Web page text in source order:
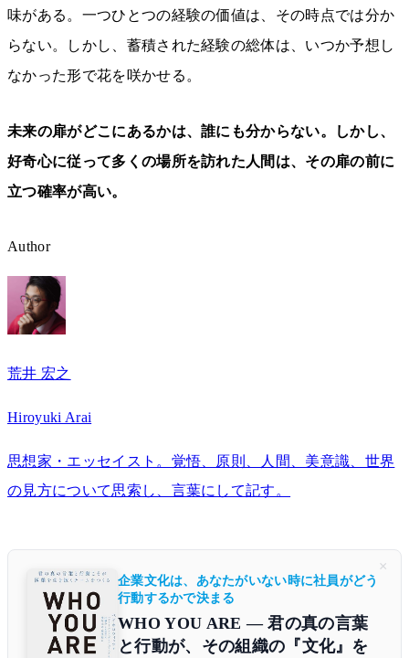
味がある。一つひとつの経験の価値は、その時点では分か
らない。しかし、蓄積された経験の総体は、いつか予想し
なかった形で花を咲かせる。
未来の扉がどこにあるかは、誰にも分からない。しかし、
好奇心に従って多くの場所を訪れた人間は、その扉の前に
立つ確率が高い。
Author
荒井 宏之
Hiroyuki Arai
思想家・エッセイスト。覚悟、原則、人間、美意識、世界
の見方について思索し、言葉にして記す。
×
企業文化は、あなたがいない時に社員がどう
行動するかで決まる
WHO YOU ARE ― 君の真の言葉
と行動が、その組織の『文化』を